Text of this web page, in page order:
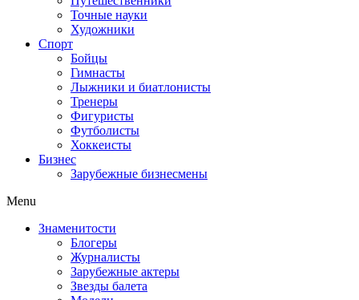
Точные науки
Художники
Спорт
Бойцы
Гимнасты
Лыжники и биатлонисты
Тренеры
Фигуристы
Футболисты
Хоккеисты
Бизнес
Зарубежные бизнесмены
Menu
Знаменитости
Блогеры
Журналисты
Зарубежные актеры
Звезды балета